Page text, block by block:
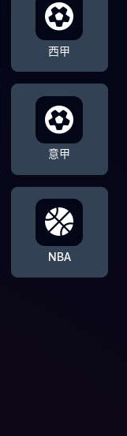
西甲
意甲
NBA